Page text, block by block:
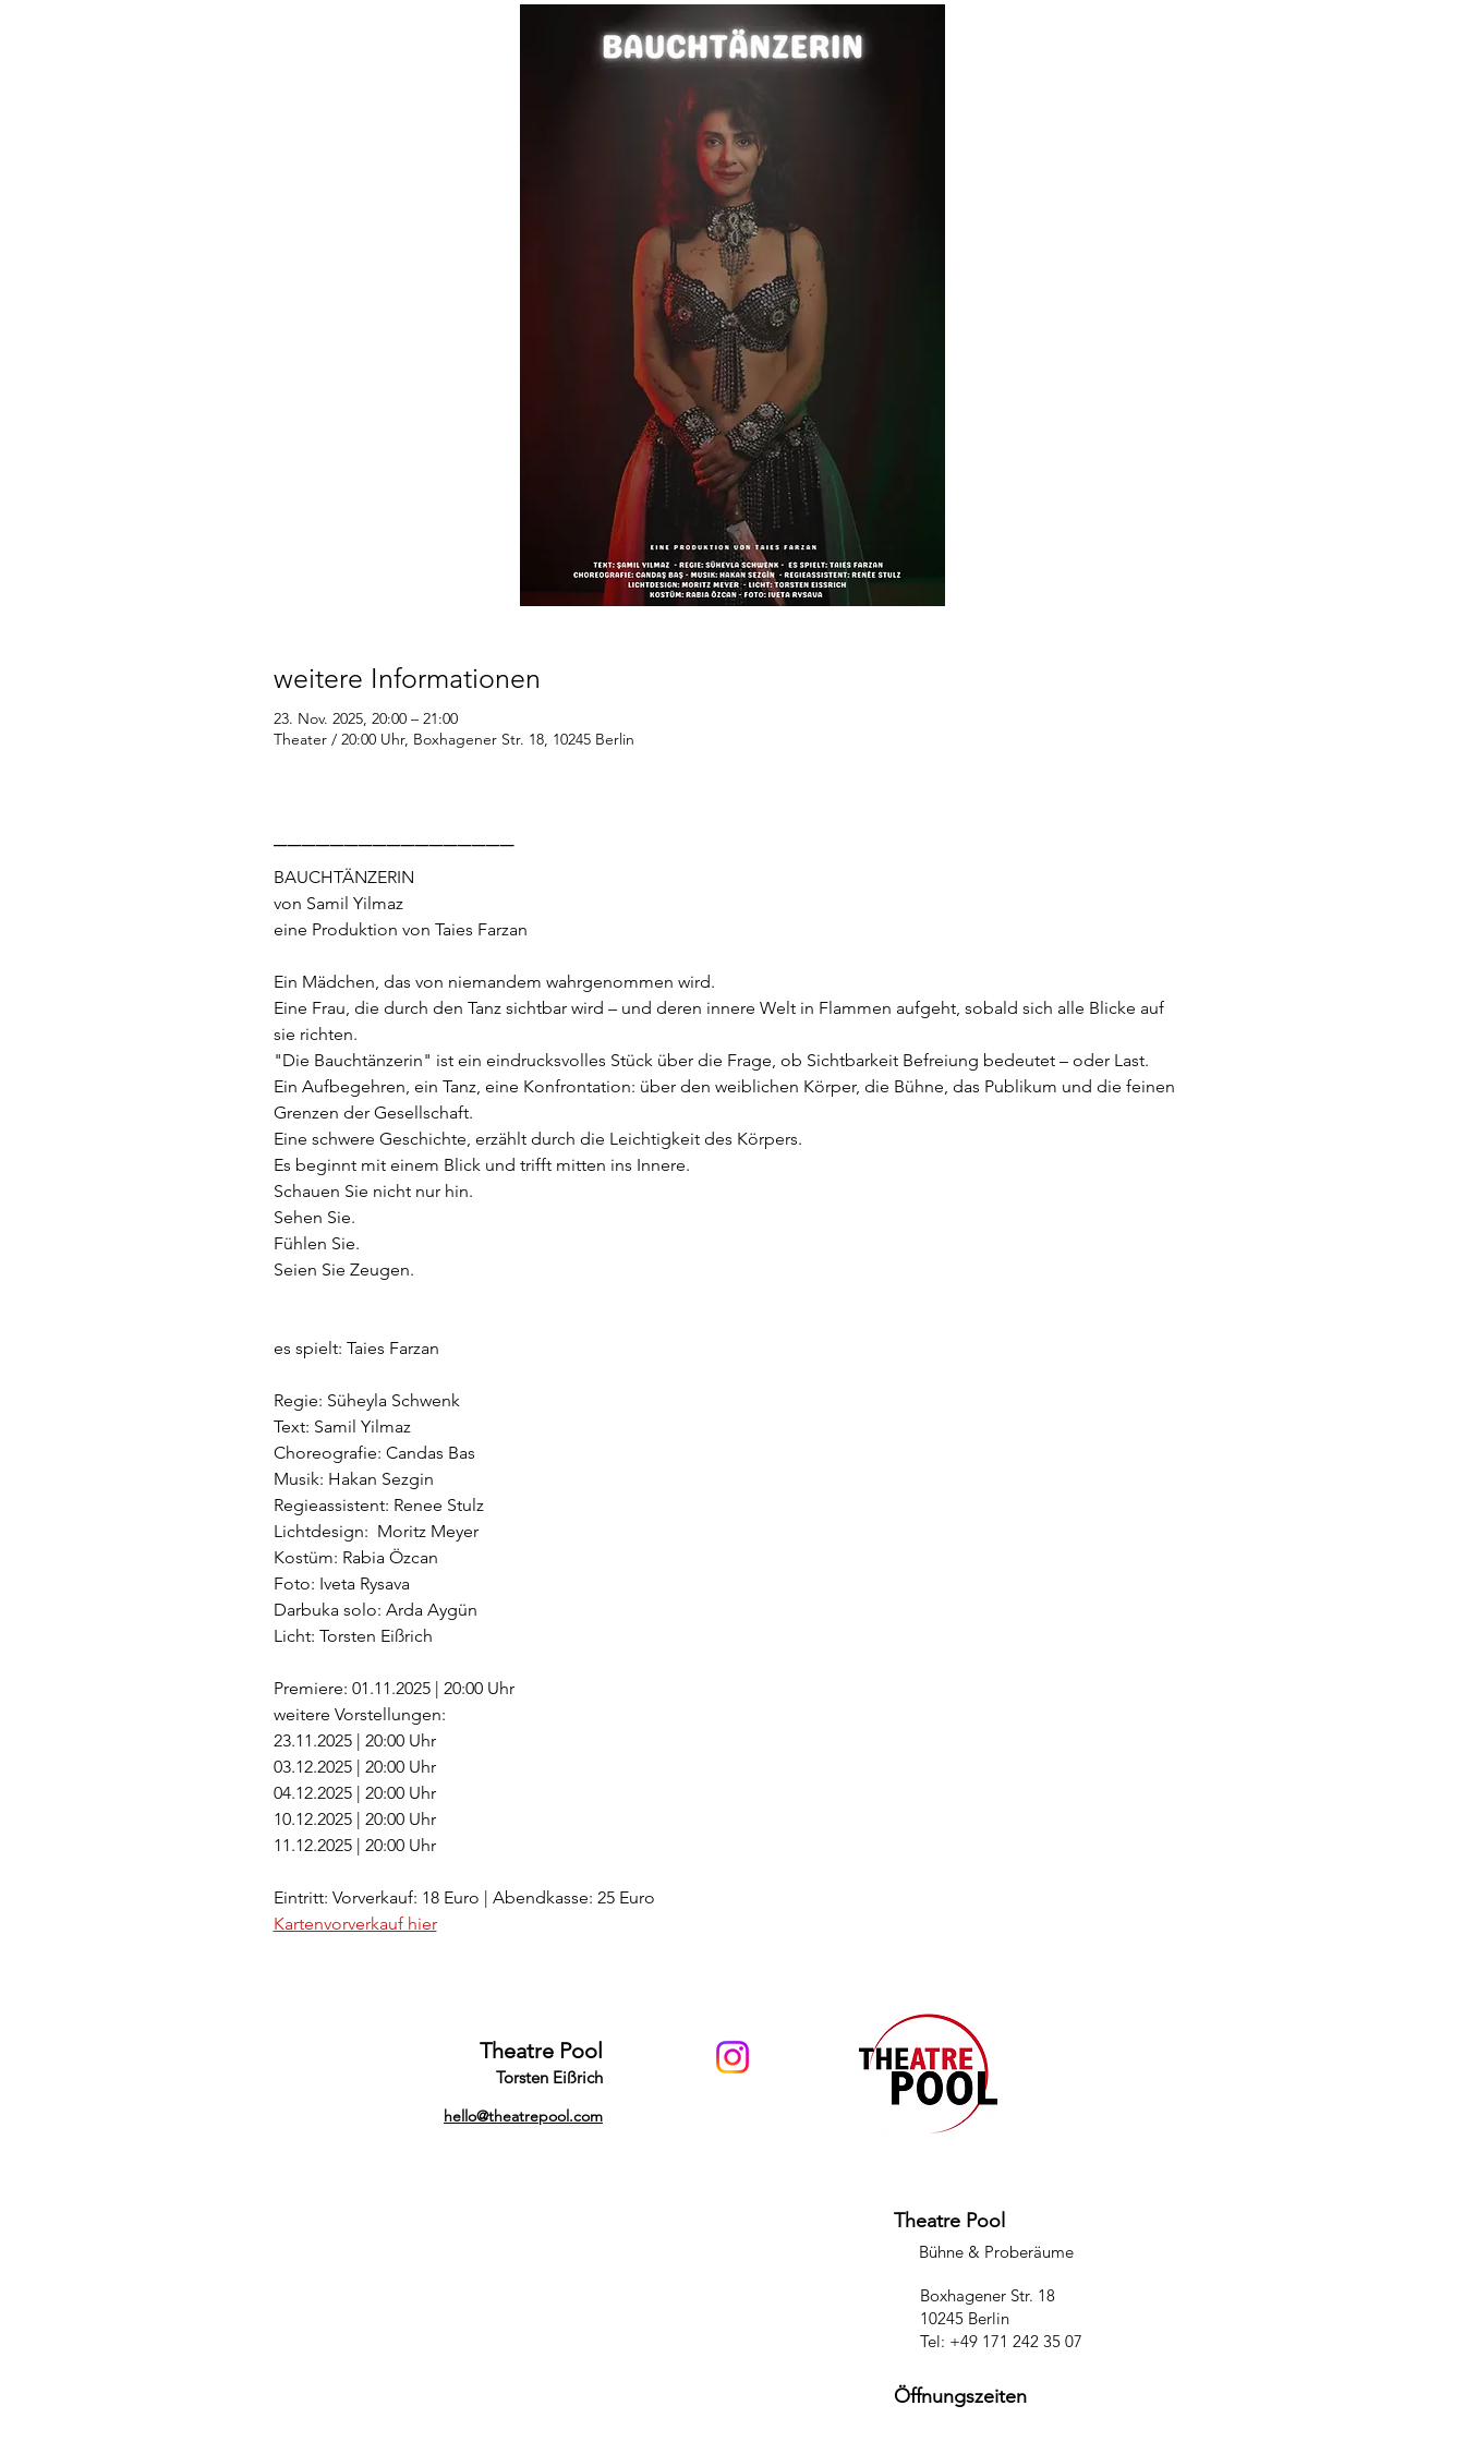
weitere Informationen
23. Nov. 2025, 20:00 – 21:00
Theater / 20:00 Uhr, Boxhagener Str. 18, 10245 Berlin
BAUCHTÄNZERIN
von Samil Yilmaz
eine Produktion von Taies Farzan
Ein Mädchen, das von niemandem wahrgenommen wird.
Eine Frau, die durch den Tanz sichtbar wird – und deren innere Welt in Flammen aufgeht, sobald sich alle Blicke auf
sie richten.
"Die Bauchtänzerin" ist ein eindrucksvolles Stück über die Frage, ob Sichtbarkeit Befreiung bedeutet – oder Last.
Ein Aufbegehren, ein Tanz, eine Konfrontation: über den weiblichen Körper, die Bühne, das Publikum und die feinen
Grenzen der Gesellschaft.
Eine schwere Geschichte, erzählt durch die Leichtigkeit des Körpers.
Es beginnt mit einem Blick und trifft mitten ins Innere.
Schauen Sie nicht nur hin.
Sehen Sie.
Fühlen Sie.
Seien Sie Zeugen.
es spielt: Taies Farzan
Regie: Süheyla Schwenk
Text: Samil Yilmaz
Choreografie: Candas Bas
Musik: Hakan Sezgin
Regieassistent: Renee Stulz
Lichtdesign:  Moritz Meyer
Kostüm: Rabia Özcan
Foto: Iveta Rysava
Darbuka solo: Arda Aygün
Licht: Torsten Eißrich
Premiere: 01.11.2025 | 20:00 Uhr
weitere Vorstellungen:
23.11.2025 | 20:00 Uhr
03.12.2025 | 20:00 Uhr
04.12.2025 | 20:00 Uhr
10.12.2025 | 20:00 Uhr
11.12.2025 | 20:00 Uhr
Eintritt: Vorverkauf: 18 Euro | Abendkasse: 25 Euro
Kartenvorverkauf hier
Theatre Pool
Torsten Eißrich
hello@theatrepool.com
Theatre Pool
Bühne & Proberäume
Boxhagener Str. 18
10245 Berlin
Tel: +49 171 242 35 07
Öffnungszeiten